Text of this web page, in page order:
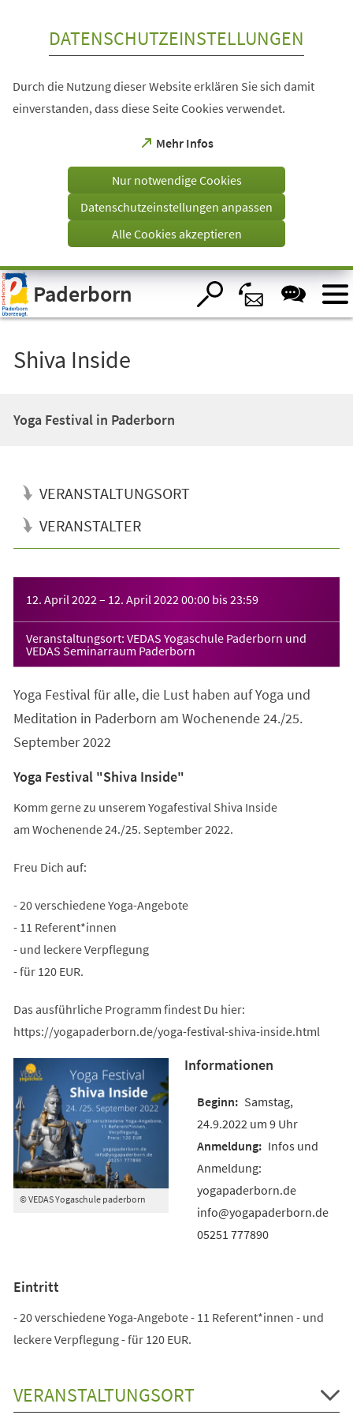
Visuelle
Assistenzsoftware
öffnen.
DATENSCHUTZEINSTELLUNGEN
Durch die Nutzung dieser Website erklären Sie sich damit
einverstanden, dass diese Seite Cookies verwendet.
Mehr Infos
(Öffnet
einem
Tab)
Nur notwendige Cookies
Datenschutzeinstellungen anpassen
Alle Cookies akzeptieren
Paderborn
Shiva Inside
Yoga Festival in Paderborn
VERANSTALTUNGSORT
VERANSTALTER
12. April 2022 – 12. April 2022 00:00 bis23:59
Veranstaltungsort: VEDAS Yogaschule Paderborn und
VEDAS Seminarraum Paderborn
Yoga Festival für alle, die Lust haben auf Yoga und
Meditation in Paderborn am Wochenende 24./25.
September 2022
Yoga Festival "Shiva Inside"
Komm gerne zu unserem Yogafestival Shiva Inside
am Wochenende 24./25. September 2022.
Freu Dich auf:
- 20 verschiedene Yoga-Angebote
- 11 Referent*innen
- und leckere Verpflegung
- für 120 EUR.
Das ausführliche Programm findest Du hier:
https://yogapaderborn.de/yoga-festival-shiva-inside.html
© VEDAS Yogaschule paderborn
Informationen
Samstag,
24.9.2022 um 9 Uhr
Infos und
Anmeldung:
yogapaderborn.de
info@yogapaderborn.de
05251 777890
Eintritt
- 20 verschiedene Yoga-Angebote - 11 Referent*innen - und
leckere Verpflegung - für 120 EUR.
VERANSTALTUNGSORT